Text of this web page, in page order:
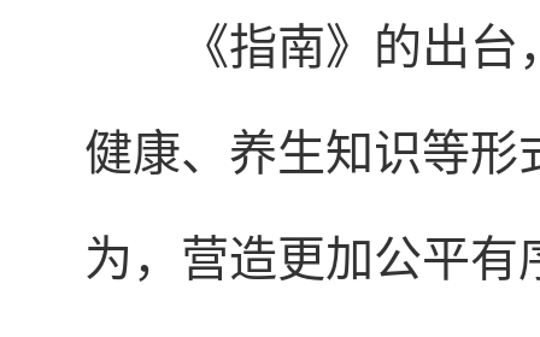
《指南》的出
健康、养生知识等形
为，营造更加公平